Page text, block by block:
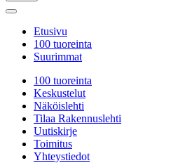
Etusivu
100 tuoreinta
Suurimmat
100 tuoreinta
Keskustelut
Näköislehti
Tilaa Rakennuslehti
Uutiskirje
Toimitus
Yhteystiedot